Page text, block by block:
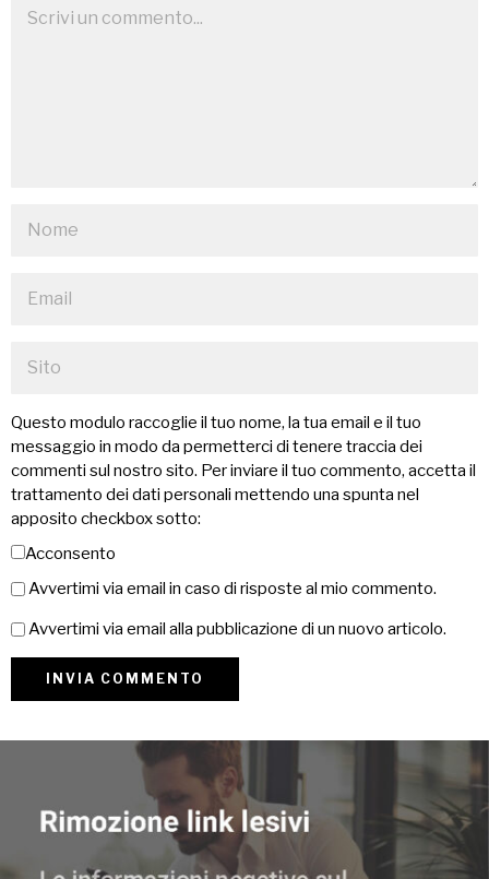
Questo modulo raccoglie il tuo nome, la tua email e il tuo
messaggio in modo da permetterci di tenere traccia dei
commenti sul nostro sito. Per inviare il tuo commento, accetta il
trattamento dei dati personali mettendo una spunta nel
apposito checkbox sotto:
Acconsento
Avvertimi via email in caso di risposte al mio commento.
Avvertimi via email alla pubblicazione di un nuovo articolo.